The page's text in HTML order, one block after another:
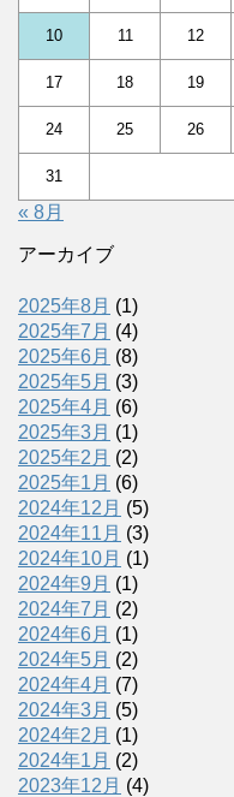
10 11 12
17 18 19
24 25 26
31
« 8月
アーカイブ
2025年8月 (1)
2025年7月 (4)
2025年6月 (8)
2025年5月 (3)
2025年4月 (6)
2025年3月 (1)
2025年2月 (2)
2025年1月 (6)
2024年12月 (5)
2024年11月 (3)
2024年10月 (1)
2024年9月 (1)
2024年7月 (2)
2024年6月 (1)
2024年5月 (2)
2024年4月 (7)
2024年3月 (5)
2024年2月 (1)
2024年1月 (2)
2023年12月 (4)